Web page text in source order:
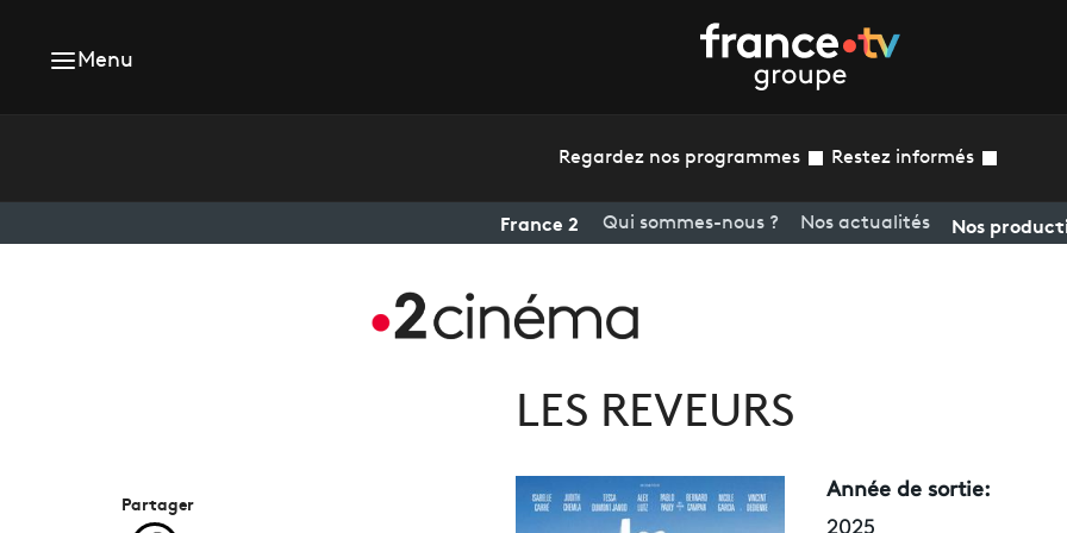
Menu
Regardez nos programmes Restez informés
France 2 Qui sommes-nous ? Nos actualités Nos
LES REVEURS
Année de sortie:
2025
Partager